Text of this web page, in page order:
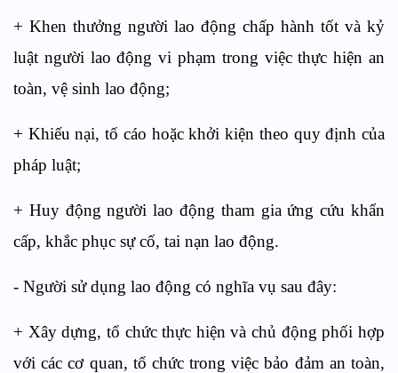
+ Khen thưởng người lao động chấp hành tốt và kỷ
luật người lao động vi phạm trong việc thực hiện an
toàn, vệ sinh lao động;
+ Khiếu nại, tố cáo hoặc khởi kiện theo quy định của
pháp luật;
+ Huy động người lao động tham gia ứng cứu khẩn
cấp, khắc phục sự cố, tai nạn lao động.
- Người sử dụng lao động có nghĩa vụ sau đây:
+ Xây dựng, tổ chức thực hiện và chủ động phối hợp
với các cơ quan, tổ chức trong việc bảo đảm an toàn,